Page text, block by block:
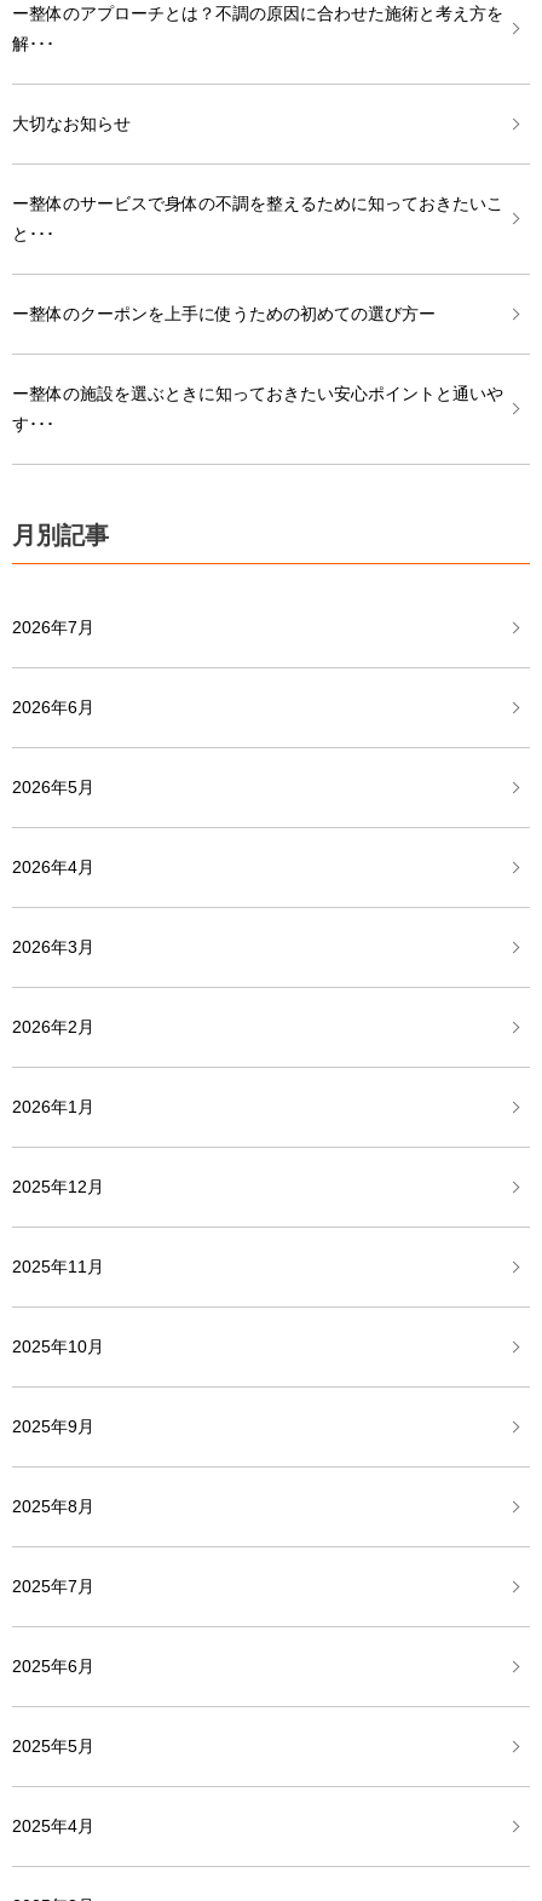
ー整体のアプローチとは？不調の原因に合わせた施術と考え方を
解･･･
大切なお知らせ
ー整体のサービスで身体の不調を整えるために知っておきたいこ
と･･･
ー整体のクーポンを上手に使うための初めての選び方ー
ー整体の施設を選ぶときに知っておきたい安心ポイントと通いや
す･･･
月別記事
2026年7月
2026年6月
2026年5月
2026年4月
2026年3月
2026年2月
2026年1月
2025年12月
2025年11月
2025年10月
2025年9月
2025年8月
2025年7月
2025年6月
2025年5月
2025年4月